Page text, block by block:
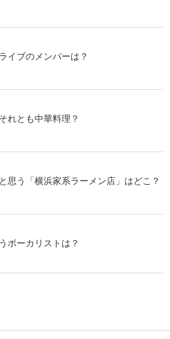
イブのメンバーは？
れとも中華料理？
思う「横浜家系ラーメン店」はどこ？
ボーカリストは？